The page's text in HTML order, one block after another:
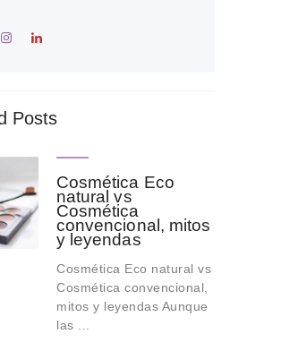
Posts
Cosmética Eco
natural vs
Cosmética
convencional, mitos
y leyendas
Cosmética Eco natural vs
Cosmética convencional,
mitos y leyendas Aunque
las ...